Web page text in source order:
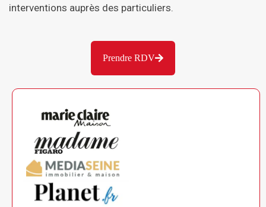
interventions auprès des particuliers.
Prendre RDV